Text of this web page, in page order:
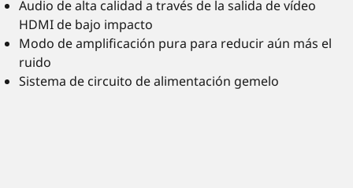
Audio de alta calidad a través de la salida de vídeo
HDMI de bajo impacto
Modo de amplificación pura para reducir aún más el
ruido
Sistema de circuito de alimentación gemelo